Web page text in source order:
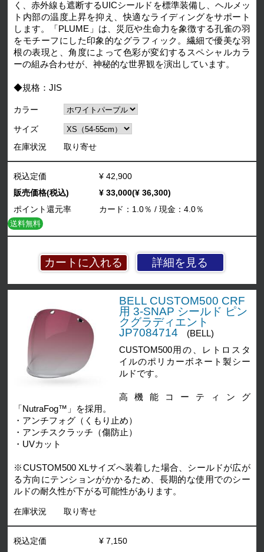
く、赤外線も遮断するUICシールドを標準装備し、ヘルメッ
ト内部の温度上昇を抑え、快適なライディングをサポート
します。「PLUME」は、災厄や生命力を象徴する孔雀の羽
をモチーフにした印象的なグラフィック。繊細で優美な羽
根の表現と、角度によって色彩が変幻するスペシャルカラ
ーの組み合わせが、神秘的な世界観を演出しています。
◆規格：JIS
カラー
サイズ
在庫状況
取り寄せ
詳細を見る
税込定価
¥ 42,900
販売価格(税込)
¥ 33,000(¥ 36,300)
ポイント還元率
カード：1.0％ / 現金：4.0％
送料無料
BELL CUSTOM500 CRF
用 3-SNAP シールド ピン
クグラディエント
JP7084714
(BELL)
CUSTOM500用の、レトロスタ
イルのポリカーボネート製シー
ルドです。
高機能コーティング
「NutraFog™」を採用。
・アンチフォグ（くもり止め）
・アンチスクラッチ（傷防止）
・UVカット
※CUSTOM500 XLサイズへ装着した場合、シールドが広が
る方向にテンションがかかるため、長期的な使用でのシー
ルドの耐久性が下がる可能性があります。
在庫状況 取り寄せ
税込定価 ¥ 7,150